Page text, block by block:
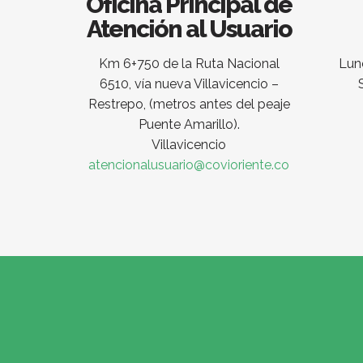
Atención al Usuario
Km 6+750 de la Ruta Nacional
6510, vía nueva Villavicencio –
Restrepo, (metros antes del peaje
Puente Amarillo).
Villavicencio
atencionalusuario@covioriente.co